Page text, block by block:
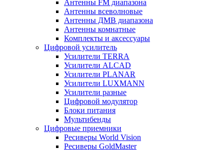
Антенны FM диапазона
Антенны всеволновые
Антенны ДМВ диапазона
Антенны комнатные
Комплекты и аксессуары
Цифровой усилитель
Усилители TERRA
Усилители ALCAD
Усилители PLANAR
Усилители LUXMANN
Усилители разные
Цифровой модулятор
Блоки питания
Мультибенды
Цифровые приемники
Ресиверы World Vision
Ресиверы GoldMaster